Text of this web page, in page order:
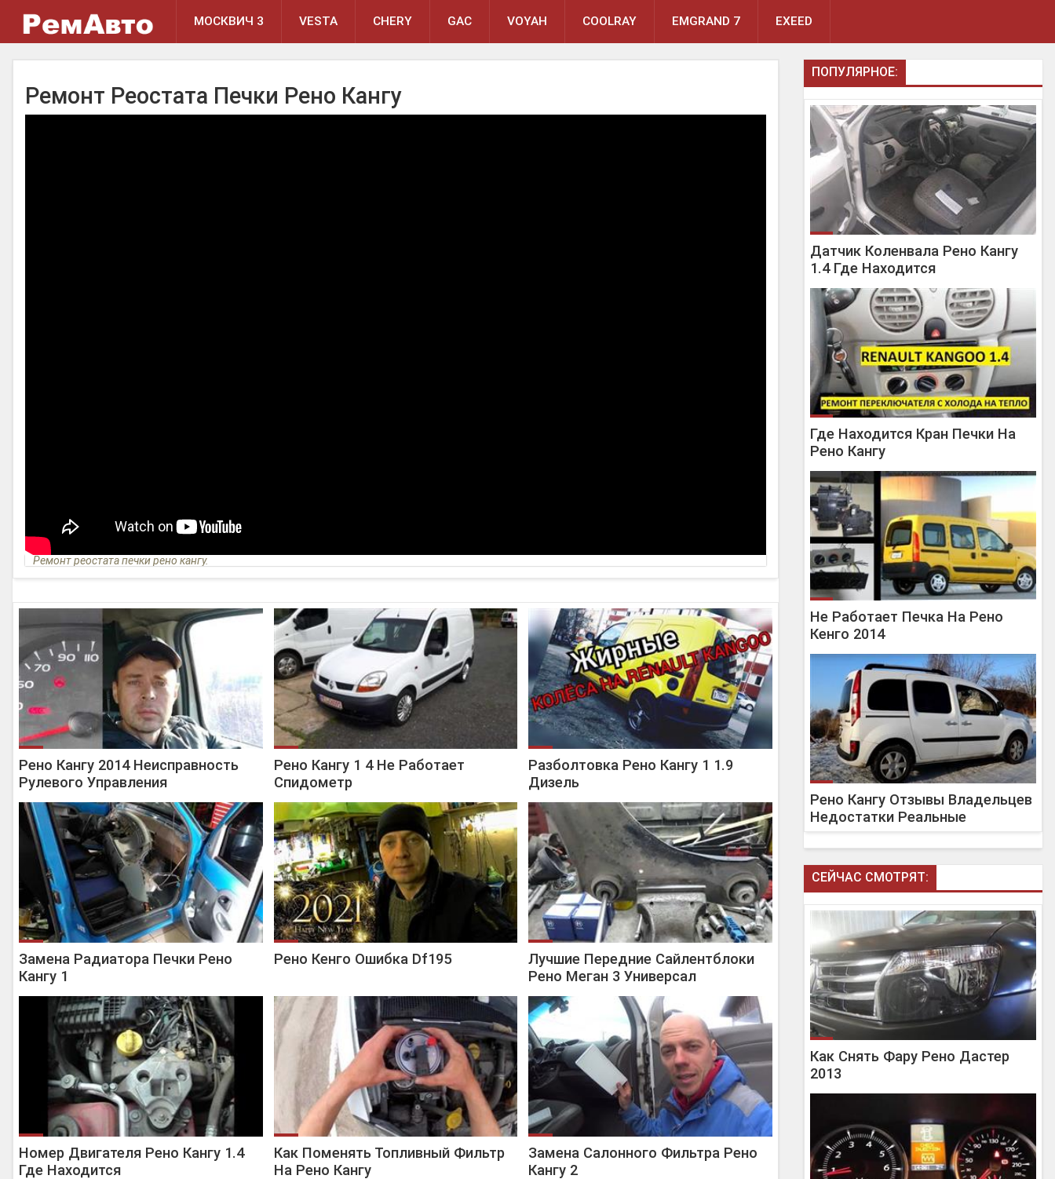
МОСКВИЧ 3 VESTA CHERY GAC VOYAH COOLRAY EMGRAND 7 EXEED
Ремонт Реостата Печки Рено Кангу
Ремонт реостата печки рено кангу.
Рено Кангу 2014 Неисправность
Рулевого Управления
Рено Кангу 1 4 Не Работает
Спидометр
Разболтовка Рено Кангу 1 1.9
Дизель
Замена Радиатора Печки Рено
Кангу 1
Рено Кенго Ошибка Df195
Лучшие Передние Сайлентблоки
Рено Меган 3 Универсал
Номер Двигателя Рено Кангу 1.4
Где Находится
Как Поменять Топливный Фильтр
На Рено Кангу
Замена Салонного Фильтра Рено
Кангу 2
ПОПУЛЯРНОЕ:
Датчик Коленвала Рено Кангу
1.4 Где Находится
Где Находится Кран Печки На
Рено Кангу
Не Работает Печка На Рено
Кенго 2014
Рено Кангу Отзывы Владельцев
Недостатки Реальные
СЕЙЧАС СМОТРЯТ:
Как Снять Фару Рено Дастер
2013